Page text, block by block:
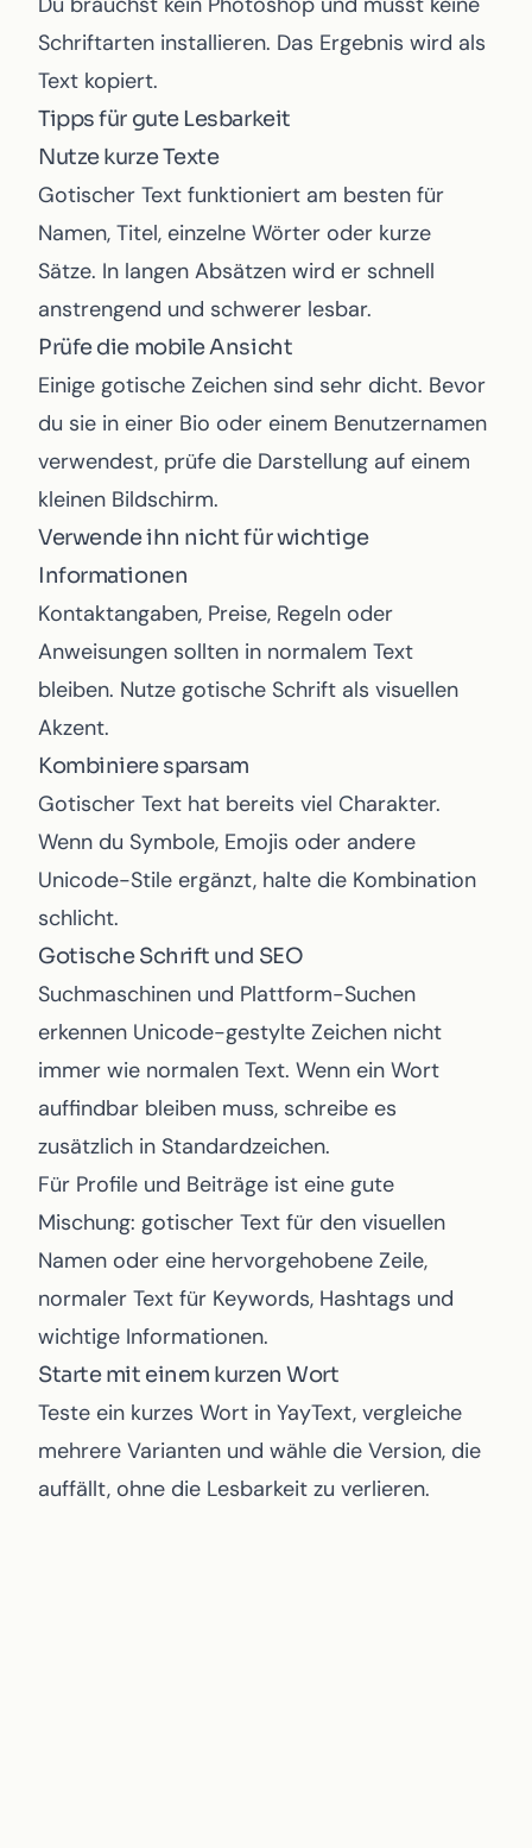
Schriftarten installieren. Das Ergebnis wird als
Text kopiert.
Tipps für gute Lesbarkeit
Nutze kurze Texte
Gotischer Text funktioniert am besten für
Namen, Titel, einzelne Wörter oder kurze
Sätze. In langen Absätzen wird er schnell
anstrengend und schwerer lesbar.
Prüfe die mobile Ansicht
Einige gotische Zeichen sind sehr dicht. Bevor
du sie in einer Bio oder einem Benutzernamen
verwendest, prüfe die Darstellung auf einem
kleinen Bildschirm.
Verwende ihn nicht für wichtige
Informationen
Kontaktangaben, Preise, Regeln oder
Anweisungen sollten in normalem Text
bleiben. Nutze gotische Schrift als visuellen
Akzent.
Kombiniere sparsam
Gotischer Text hat bereits viel Charakter.
Wenn du Symbole, Emojis oder andere
Unicode-Stile ergänzt, halte die Kombination
schlicht.
Gotische Schrift und SEO
Suchmaschinen und Plattform-Suchen
erkennen Unicode-gestylte Zeichen nicht
immer wie normalen Text. Wenn ein Wort
auffindbar bleiben muss, schreibe es
zusätzlich in Standardzeichen.
Für Profile und Beiträge ist eine gute
Mischung: gotischer Text für den visuellen
Namen oder eine hervorgehobene Zeile,
normaler Text für Keywords, Hashtags und
wichtige Informationen.
Starte mit einem kurzen Wort
Teste ein kurzes Wort in YayText, vergleiche
mehrere Varianten und wähle die Version, die
auffällt, ohne die Lesbarkeit zu verlieren.